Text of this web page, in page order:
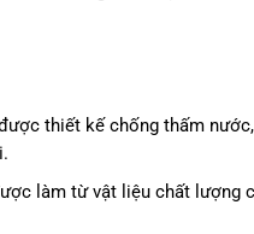
thiết kế chống thấm
làm từ vật liệu chất lượng